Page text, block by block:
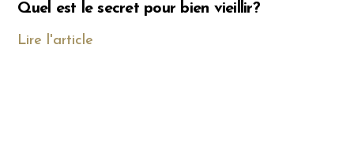
Quel est le secret pour bien vieillir?
Lire l'article